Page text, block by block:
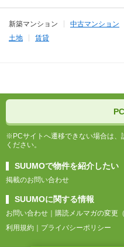
新築マンション 中古マンション
土地
賃貸
※PCサイトへ遷移できない場合は、
ください。
SUUMOで物件を紹介したい
掲載のお問い合わせ
SUUMOに関する情報
お問い合わせ
購読メルマガの変更（
利用規約
プライバシーポリシー